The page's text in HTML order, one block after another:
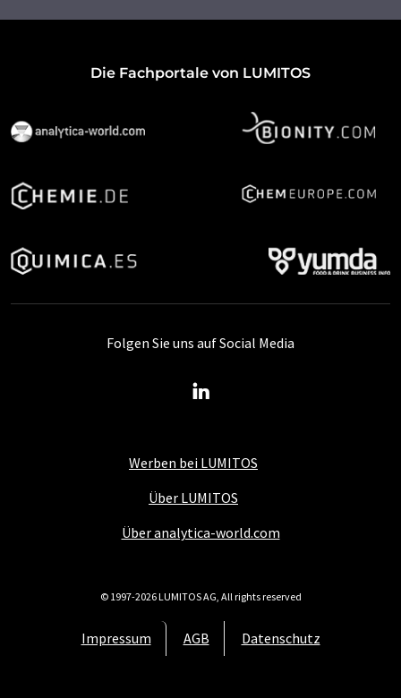
Die Fachportale von LUMITOS
Werben bei LUMITOS
Über LUMITOS
Über analytica-world.com
Impressum AGB Datenschutz
Folgen Sie uns auf Social Media
© 1997-2026 LUMITOS AG, All rights reserved